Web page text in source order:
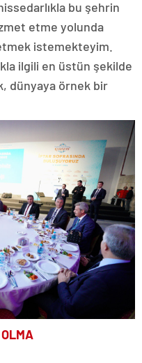
bu şehrin
etme yolunda
istemekteyim.
ilgili en üstün şekilde
dünyaya örnek bir